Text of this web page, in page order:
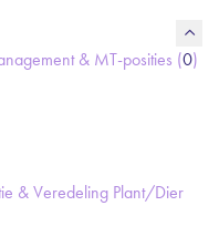
& MT-posities (0)
& Veredeling Plant/Dier